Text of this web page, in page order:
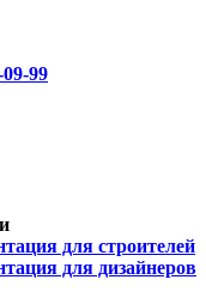
99
для строителей
для дизайнеров